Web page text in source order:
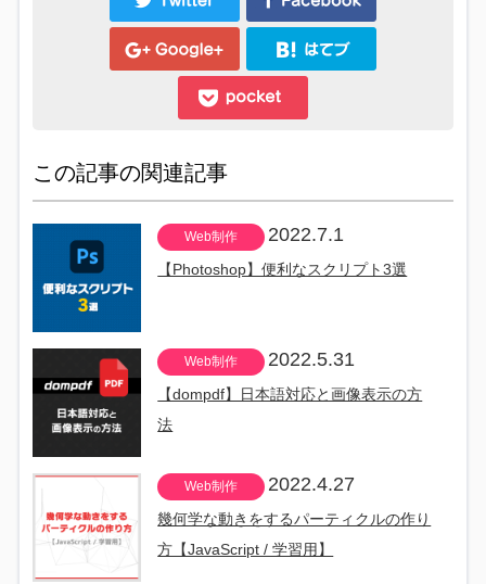
この記事の関連記事
Web制作 2022.7.1
【Photoshop】便利なスクリプト3選
Web制作 2022.5.31
【dompdf】日本語対応と画像表示の方
法
Web制作 2022.4.27
幾何学な動きをするパーティクルの作り
方【JavaScript / 学習用】